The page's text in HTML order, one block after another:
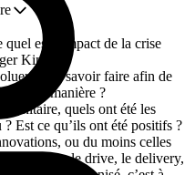
est l’impact de la crise
King ?
votre savoir faire afin de
quelle manière ?
sanitaire, quels ont été les
Est ce qu’ils ont été positifs ?
ou du moins celles
comme le drive, le delivery,